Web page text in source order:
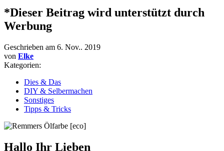
*Dieser Beitrag wird unterstützt durch
Werbung
Geschrieben am 6. Nov.. 2019
von Elke
Kategorien:
Dies & Das
DIY & Selbermachen
Sonstiges
Tipps & Tricks
Hallo Ihr Lieben